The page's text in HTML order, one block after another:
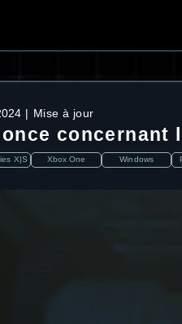
Mise à jour
concernant
X|S Xbox One Windows